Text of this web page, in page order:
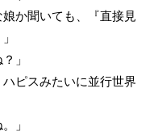
か聞いても、『直接見
」
ピスみたいに並行世界
」